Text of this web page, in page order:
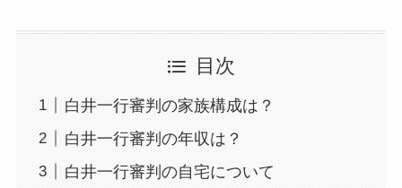
目次
白井一行審判の家族構成は？
白井一行審判の年収は？
白井一行審判の自宅について